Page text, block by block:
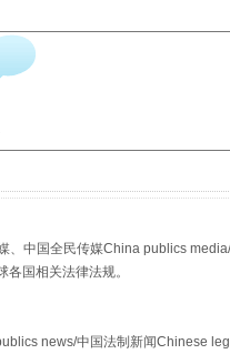
、中国全民传媒China publics
国相关法律法规。
news/中国法制新闻Chinese